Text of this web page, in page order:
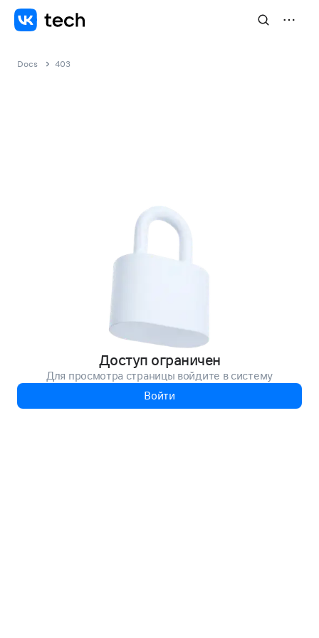
Docs 403
Доступ ограничен
Для просмотра страницы войдите в систему
Войти